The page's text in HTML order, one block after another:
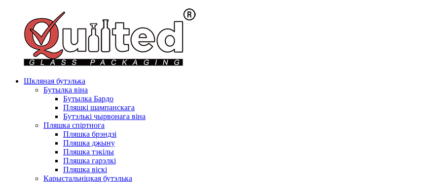
Шкляная бутэлька
Бутылка віна
Бутылка Бардо
Пляшкі шампанскага
Бутэлькі чырвонага віна
Пляшка спіртнога
Пляшка брэндзі
Пляшка джыну
Пляшка тэкілы
Пляшка гарэлкі
Пляшка віскі
Карыстальніцкая бутэлька